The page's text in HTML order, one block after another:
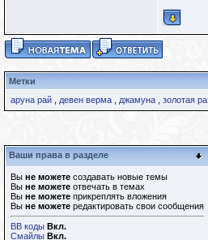
Метки
аруна рай
девен верма джамуна золотая
Ваши права в разделе
Вы не можете создавать новые темы
Вы не можете отвечать в темах
Вы не можете прикреплять вложения
Вы не можете редактировать свои сообщения
BB коды Вкл.
Смайлы Вкл.